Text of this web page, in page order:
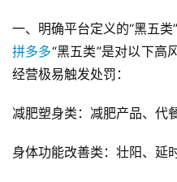
一、明确平台定义的“黑五类
拼多多“黑五类”是对以下高
经营极易触发处罚：
减肥塑身类：减肥产品、代
身体功能改善类：壮阳、延